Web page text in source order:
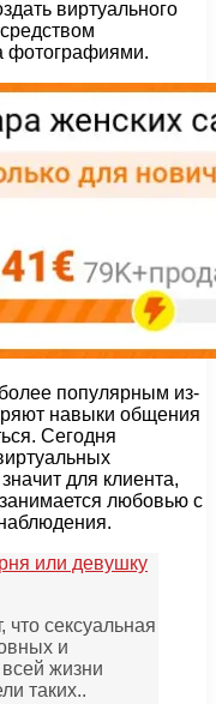
виртуального
фотографиями.
популярным из-
навыки общения
Сегодня
для клиента,
любовью с
или девушку
что сексуальная
и
жизни
таких..